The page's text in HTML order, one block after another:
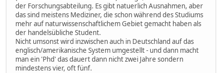
der Forschungsabteilung. Es gibt natuerlich Ausnahmen, aber
das sind meistens Mediziner, die schon während des Studiums
mehr auf naturwissenschaftlichem Gebiet gemacht haben als
der handelsübliche Student.
Nicht umsonst wird inzwischen auch in Deutschland auf das
englisch/amerikanische System umgestellt - und dann macht
man ein 'Phd' das dauert dann nicht zwei Jahre sondern
mindestens vier, oft fünf.